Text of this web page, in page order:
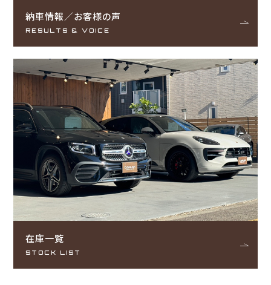
納車情報／お客様の声
RESULTS & VOICE
在庫一覧
STOCK LIST